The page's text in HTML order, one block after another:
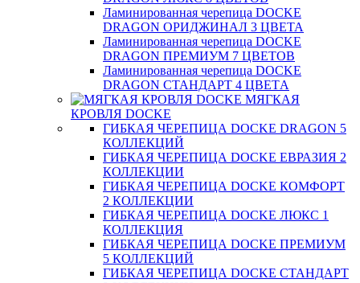
Ламинированная черепица DOCKE
DRAGON ОРИДЖИНАЛ 3 ЦВЕТА
Ламинированная черепица DOCKE
DRAGON ПРЕМИУМ 7 ЦВЕТОВ
Ламинированная черепица DOCKE
DRAGON СТАНДАРТ 4 ЦВЕТA
МЯГКАЯ
КРОВЛЯ DOCKE
ГИБКАЯ ЧЕРЕПИЦА DOCKE DRAGON 5
КОЛЛЕКЦИЙ
ГИБКАЯ ЧЕРЕПИЦА DOCKE ЕВРАЗИЯ 2
КОЛЛЕКЦИИ
ГИБКАЯ ЧЕРЕПИЦА DOCKE КОМФОРТ
2 КОЛЛЕКЦИИ
ГИБКАЯ ЧЕРЕПИЦА DOCKE ЛЮКС 1
КОЛЛЕКЦИЯ
ГИБКАЯ ЧЕРЕПИЦА DOCKE ПРЕМИУМ
5 КОЛЛЕКЦИЙ
ГИБКАЯ ЧЕРЕПИЦА DOCKE СТАНДАРТ